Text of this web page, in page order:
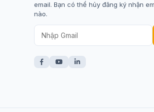
email. Bạn có thể hủy đăng ký nhận
nào.